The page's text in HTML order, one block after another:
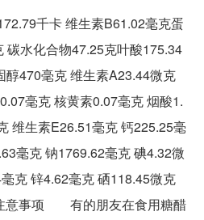
千卡 维生素B61.02毫克蛋
碳水化合物47.25克叶酸175.34
醇470毫克 维生素A23.44微克
毫克 核黄素0.07毫克 烟酸1.
维生素E26.51毫克 钙225.25毫
毫克 钠1769.62毫克 碘4.32微
克 锌4.62毫克 硒118.45微克
意事项 有的朋友在食用糖醋